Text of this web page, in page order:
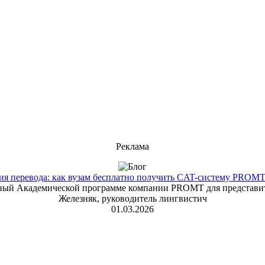
Реклама
перевода: как вузам бесплатно получить CAT-систему
Академической программе компании PROMT для
Железняк, руководитель лингвистич
01.03.2026